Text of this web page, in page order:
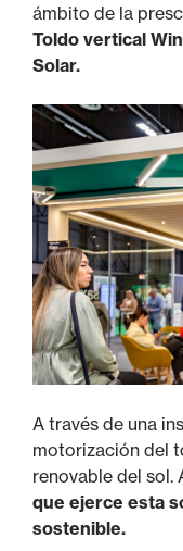
ámbito de la
Toldo vertical
Solar.
A través de una
motorización del
renovable del sol.
que ejerce esta
sostenible.